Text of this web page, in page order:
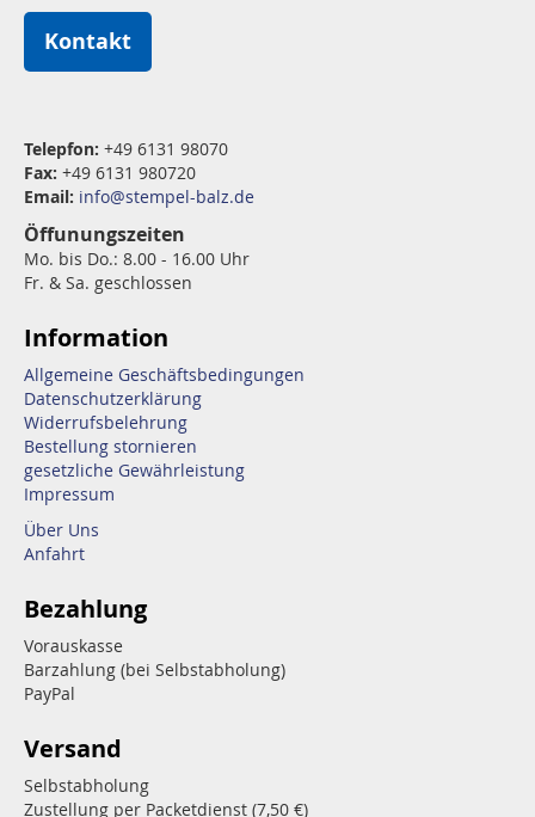
Kontakt
Telepfon: +49 6131 98070
Fax: +49 6131 980720
Email: info@stempel-balz.de
Öffunungszeiten
Mo. bis Do.: 8.00 - 16.00 Uhr
Fr. & Sa. geschlossen
Information
Allgemeine Geschäftsbedingungen
Datenschutzerklärung
Widerrufsbelehrung
Bestellung stornieren
gesetzliche Gewährleistung
Impressum
Über Uns
Anfahrt
Bezahlung
Vorauskasse
Barzahlung (bei Selbstabholung)
PayPal
Versand
Selbstabholung
Zustellung per Packetdienst (7,50 €)